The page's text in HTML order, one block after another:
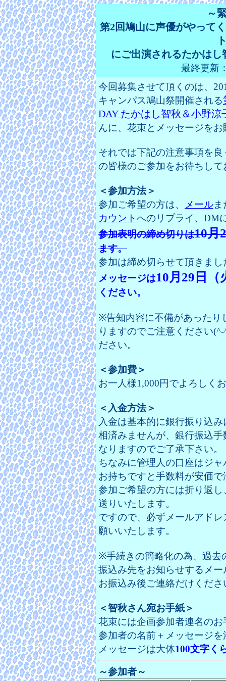
～
第2回鳩山に声優がやって
にご出演されるたかは
最終更新
今回募集させて頂くのは、
キャンパス鳩山祭開催される
DAY たかはし智秋＆小野涼
んに、花束とメッセージを
それでは下記の注意事項を
の皆様のご参加をお待ちして
＜参加方法＞
参加ご希望の方は、
メール
カウントへのリプライ、DM
参加表明の締め切りは10月
ます。
参加は締め切らせて頂きまし
メッセージは10月29日（
ください。
※告知内容に不備があったり
りますのでご注意ください
ださい。
＜参加費＞
お一人様1,000円でよろしく
＜入金方法＞
入金は基本的に銀行振り込
相済みませんが、銀行振込
なりますのでご了承下さい。
ちなみに管理人の口座はジ
お持ちですと手数料が安価
参加ご希望の方には折り返
送りいたします。
ですので、必ずメールアド
願いいたします。
※手続きの簡略化の為、過去
振込み先をお知らせするメ
お振込み後ご連絡だけくださ
＜智秋さん宛お手紙＞
花束には企画参加者連名の
参加者の名前＋メッセージ
メッセージは大体100文字く
～参加者～